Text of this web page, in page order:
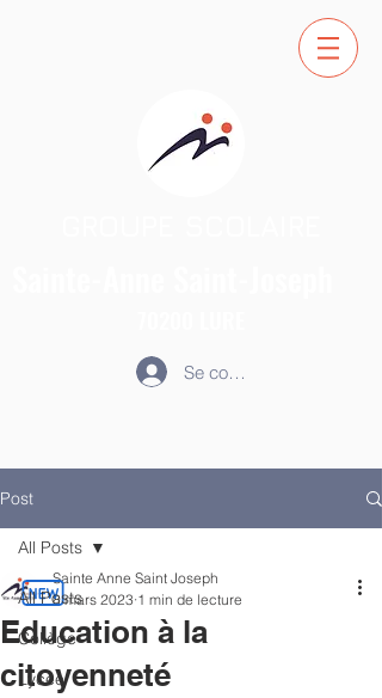
Se connecter
Post
All Posts
Collège
Lycée
All Posts
Education à la
citoyenneté
Sainte Anne Saint Joseph
8 mars 2023 1 min de lecture